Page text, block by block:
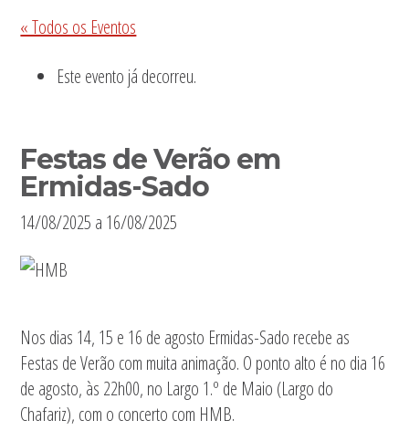
« Todos os Eventos
Este evento já decorreu.
Festas de Verão em
Ermidas-Sado
14/08/2025 a 16/08/2025
Nos dias 14, 15 e 16 de agosto Ermidas-Sado recebe as
Festas de Verão com muita animação. O ponto alto é no dia 16
de agosto, às 22h00, no Largo 1.º de Maio (Largo do
Chafariz), com o concerto com HMB.
Sidebar